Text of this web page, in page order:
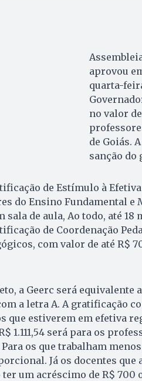
aprovou
quarta-
no valor de
de Goiás.
sanção do
de Estímulo à
do Ensino Fundamental e
sala de aula, Ao todo, até 18
de Coordenação
com valor de até R$
a Geerc será equivalente
a letra A. A gratificação
que estiverem em efetiva
1.111,54 será para os
os que trabalham
Já os docentes que
um acréscimo de R$ 700